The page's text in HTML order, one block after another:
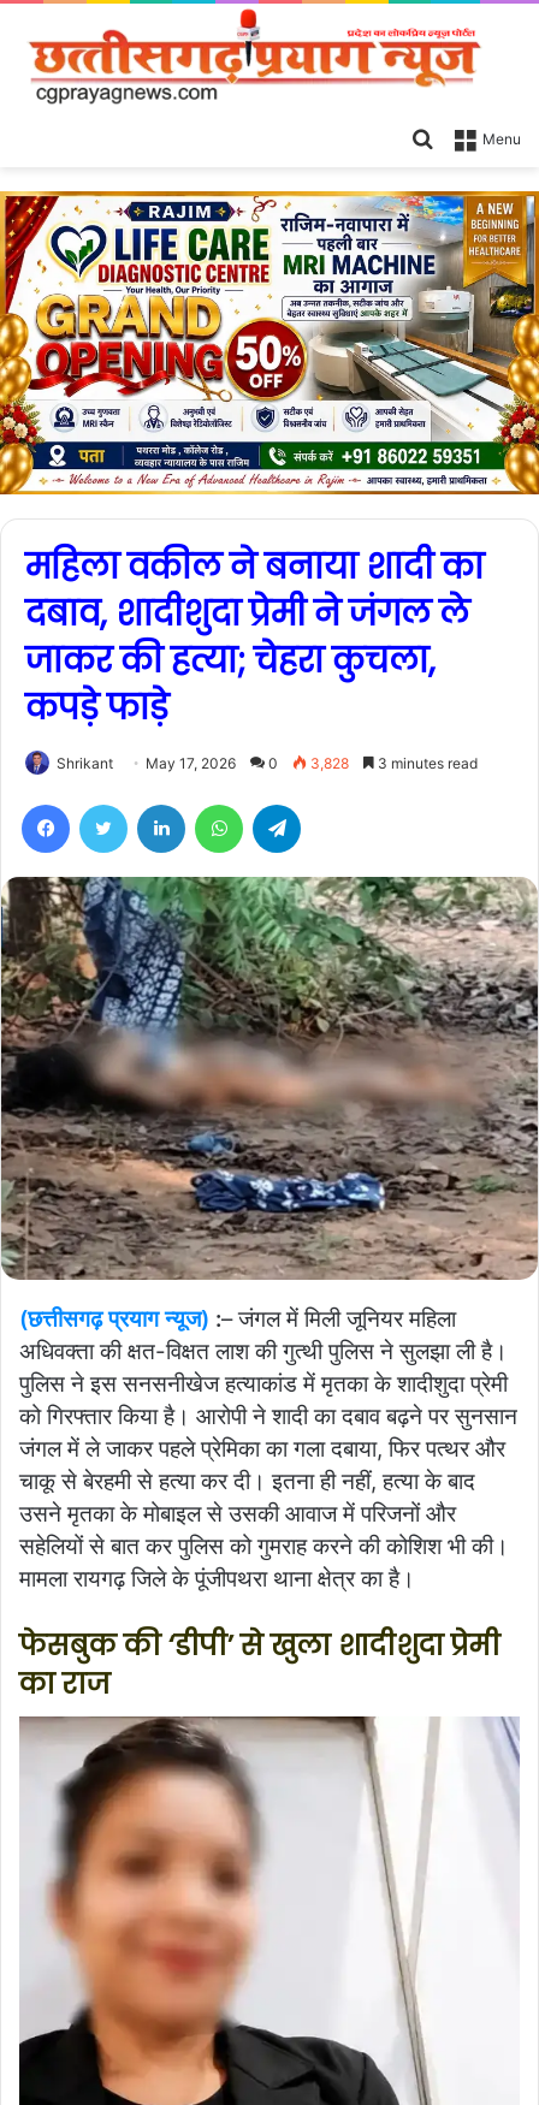
Menu
Search
महिला वकील ने बनाया शादी का
दबाव, शादीशुदा प्रेमी ने जंगल ले
जाकर की हत्या; चेहरा कुचला,
कपड़े फाड़े
Shrikant May 17, 2026 0 3,828 3 minutes read
(छत्तीसगढ़ प्रयाग न्यूज) :– जंगल में मिली जूनियर महिला
अधिवक्ता की क्षत-विक्षत लाश की गुत्थी पुलिस ने सुलझा ली है।
पुलिस ने इस सनसनीखेज हत्याकांड में मृतका के शादीशुदा प्रेमी
को गिरफ्तार किया है। आरोपी ने शादी का दबाव बढ़ने पर सुनसान
जंगल में ले जाकर पहले प्रेमिका का गला दबाया, फिर पत्थर और
चाकू से बेरहमी से हत्या कर दी। इतना ही नहीं, हत्या के बाद
उसने मृतका के मोबाइल से उसकी आवाज में परिजनों और
सहेलियों से बात कर पुलिस को गुमराह करने की कोशिश भी की।
मामला रायगढ़ जिले के पूंजीपथरा थाना क्षेत्र का है।
फेसबुक की ‘डीपी’ से खुला शादीशुदा प्रेमी
का राज